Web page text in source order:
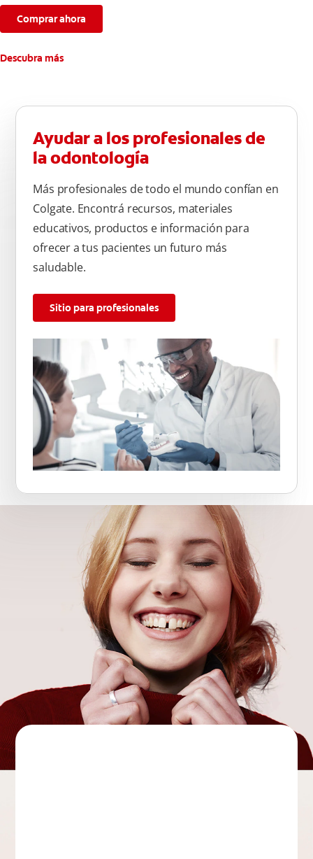
Comprar ahora
Descubra más
Ayudar a los profesionales de
la odontología
Más profesionales de todo el mundo confían en
Colgate. Encontrá recursos, materiales
educativos, productos e información para
ofrecer a tus pacientes un futuro más
saludable.
Sitio para profesionales